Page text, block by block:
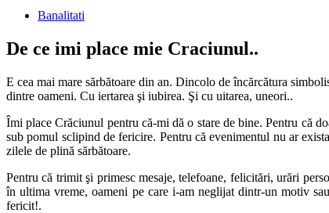
Banalitati
De ce imi place mie Craciunul..
E cea mai mare sărbătoare din an. Dincolo de încărcătura
dintre oameni. Cu iertarea şi iubirea. Şi cu uitarea, uneori..
Îmi place Crăciunul pentru că-mi dă o stare de bine. Pentru că
sub pomul sclipind de fericire. Pentru că evenimentul nu ar
zilele de plină sărbătoare.
Pentru că trimit şi primesc mesaje, telefoane, felicitări, urări
în ultima vreme, oameni pe care i-am neglijat dintr-un motiv
fericit!.